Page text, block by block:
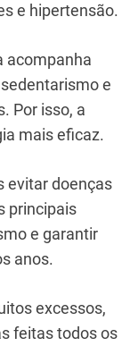
e hipertensão.
acompanha
e
Por isso, a
mais eficaz.
evitar doenças
principais
e garantir
anos.
excessos,
feitas todos os